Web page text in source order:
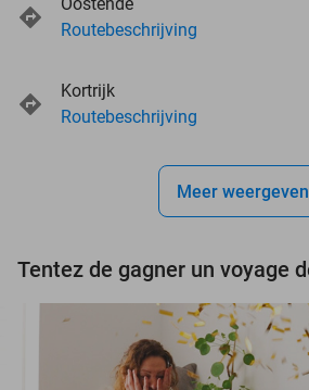
Routebeschrijving
Kortrijk
Routebeschrijving
Meer weergeven